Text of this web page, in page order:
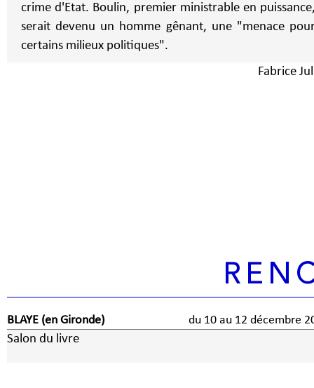
crime d'Etat. Boulin, premier ministrable en
serait devenu un homme gênant, une "menace
certains milieux politiques".
Fabrice
BLAYE (en Gironde) du 10 au 12 décembre
Salon du livre